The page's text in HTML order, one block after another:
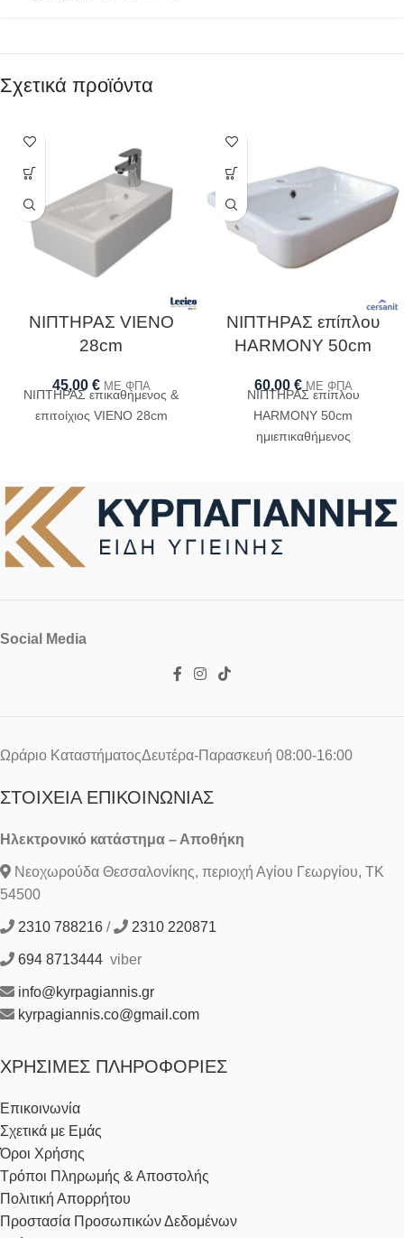
Σχετικά προϊόντα
ΝΙΠΤΗΡΑΣ VIENO
28cm
45,00 € ΜΕ ΦΠΑ
ΝΙΠΤΗΡΑΣ επικαθήμενος &
επιτοίχιος VIENO 28cm
ΝΙΠΤΗΡΑΣ επίπλου
HARMONY 50cm
60,00 € ΜΕ ΦΠΑ
ΝΙΠΤΗΡΑΣ επίπλου
HARMONY 50cm
ημιεπικαθήμενος
Social Media
Ωράριο ΚαταστήματοςΔευτέρα-Παρασκευή 08:00-16:00
ΣΤΟΙΧΕΊΑ ΕΠΙΚΟΙΝΩΝΊΑΣ
Ηλεκτρονικό κατάστημα – Αποθήκη
Νεοχωρούδα Θεσσαλονίκης, περιοχή Αγίου Γεωργίου, ΤΚ
54500
2310 788216 / 2310 220871
694 8713444 viber
info@kyrpagiannis.gr
kyrpagiannis.co@gmail.com
ΧΡΉΣΙΜΕΣ ΠΛΗΡΟΦΟΡΊΕΣ
Επικοινωνία
Σχετικά με Εμάς
Όροι Χρήσης
Τρόποι Πληρωμής & Αποστολής
Πολιτική Απορρήτου
Προστασία Προσωπικών Δεδομένων